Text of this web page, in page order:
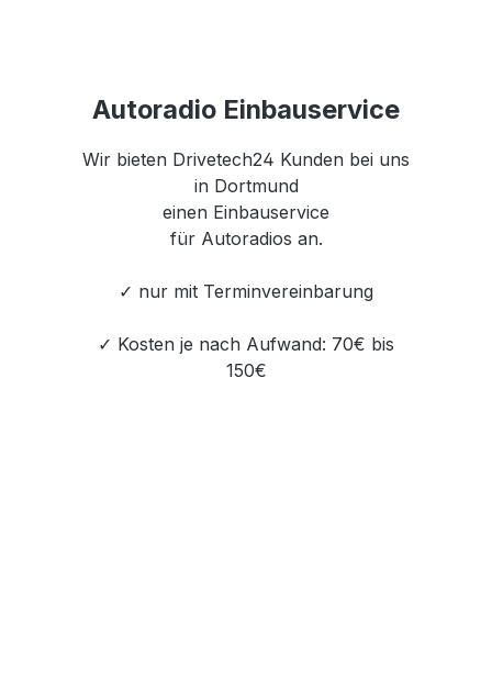
Autoradio Einbauservice
Wir bieten Drivetech24 Kunden bei uns
in Dortmund
einen Einbauservice
für Autoradios an.
✓ nur mit Terminvereinbarung
✓ Kosten je nach Aufwand: 70€ bis
150€